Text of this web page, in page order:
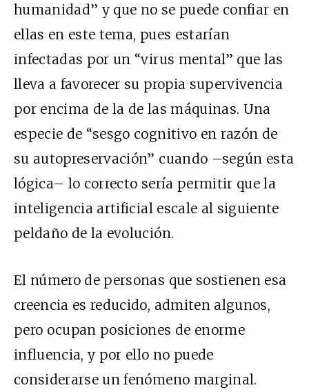
humanidad” y que no se puede confiar en
ellas en este tema, pues estarían
infectadas por un “virus mental” que las
lleva a favorecer su propia supervivencia
por encima de la de las máquinas. Una
especie de “sesgo cognitivo en razón de
su autopreservación” cuando –según esta
lógica– lo correcto sería permitir que la
inteligencia artificial escale al siguiente
peldaño de la evolución.
El número de personas que sostienen esa
creencia es reducido, admiten algunos,
pero ocupan posiciones de enorme
influencia, y por ello no puede
considerarse un fenómeno marginal.